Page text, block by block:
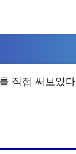
직접 써보았